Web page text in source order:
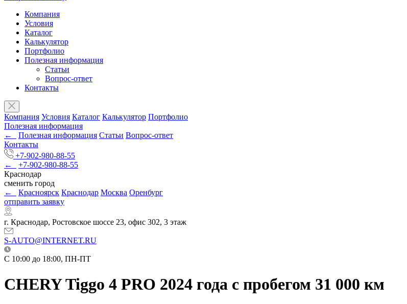
Компания
Условия
Каталог
Калькулятор
Портфолио
Полезная информация
Статьи
Вопрос-ответ
Контакты
Компания Условия Каталог Калькулятор Портфолио
Полезная информация
←
Полезная информация Статьи Вопрос-ответ
Контакты
+7-902-980-88-55
←
+7-902-980-88-55
Краснодар
сменить город
←
Красноярск Краснодар Москва Оренбург
отправить заявку
г. Краснодар, Ростовское шоссе 23, офис 302, 3 этаж
S-AUTO@INTERNET.RU
C 10:00 до 18:00, ПН-ПТ
CHERY Tiggo 4 PRO 2024 года с пробегом 31 000 км